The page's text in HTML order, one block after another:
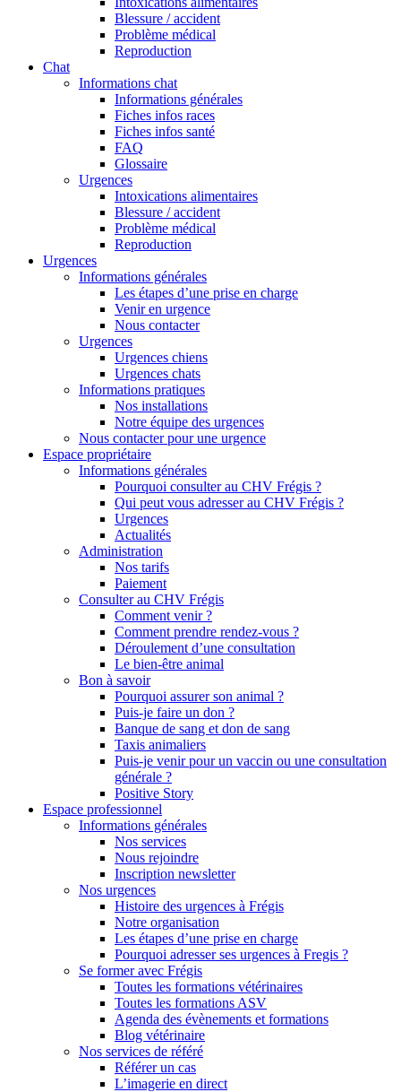
Blessure / accident
Problème médical
Reproduction
Chat
Informations chat
Informations générales
Fiches infos races
Fiches infos santé
FAQ
Glossaire
Urgences
Intoxications alimentaires
Blessure / accident
Problème médical
Reproduction
Urgences
Informations générales
Les étapes d’une prise en charge
Venir en urgence
Nous contacter
Urgences
Urgences chiens
Urgences chats
Informations pratiques
Nos installations
Notre équipe des urgences
Nous contacter pour une urgence
Espace propriétaire
Informations générales
Pourquoi consulter au CHV Frégis ?
Qui peut vous adresser au CHV Frégis ?
Urgences
Actualités
Administration
Nos tarifs
Paiement
Consulter au CHV Frégis
Comment venir ?
Comment prendre rendez-vous ?
Déroulement d’une consultation
Le bien-être animal
Bon à savoir
Pourquoi assurer son animal ?
Puis-je faire un don ?
Banque de sang et don de sang
Taxis animaliers
Puis-je venir pour un vaccin ou une consultation
générale ?
Positive Story
Espace professionnel
Informations générales
Nos services
Nous rejoindre
Inscription newsletter
Nos urgences
Histoire des urgences à Frégis
Notre organisation
Les étapes d’une prise en charge
Pourquoi adresser ses urgences à Fregis ?
Se former avec Frégis
Toutes les formations vétérinaires
Toutes les formations ASV
Agenda des évènements et formations
Blog vétérinaire
Nos services de référé
Référer un cas
L’imagerie en direct